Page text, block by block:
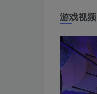
游戏视频